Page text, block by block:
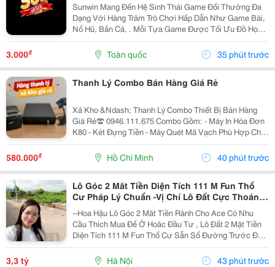
Sunwin Mang Đến Hệ Sinh Thái Game Đổi Thưởng Đa
Dạng Với Hàng Trăm Trò Chơi Hấp Dẫn Như Game Bài,
Nổ Hũ, Bắn Cá, . Mỗi Tựa Game Được Tối Ưu Đồ Họa
Sắc Nét, Thao Tác Mượt Mà, Tỷ Lệ Trả Thưởng Cạnh
Tranh Cùng Hệ Thống Bảo Mật Hiện Đại.
3.000₫ Toàn quốc 35 phút trước
Thanh Lý Combo Bán Hàng Giá Rẻ
Xả Kho &Ndash; Thanh Lý Combo Thiết Bị Bán Hàng
Giá Rẻ☎️ 0946.111.675 Combo Gồm: - Máy In Hóa Đơn
K80 - Két Đựng Tiền - Máy Quét Mã Vạch Phù Hợp Cho
Tạp Hóa, Shop, Siêu Thị Mini, Quán Ăn, Cafe... ☎️ Liên
Hệ: 0946.111.675 Kazuko Việt Nam...
580.000₫ Hồ Chí Minh 40 phút trước
Lô Góc 2 Măt Tiền Diện Tích 111 M Fun Thổ
Cư Pháp Lý Chuẩn -Vị Chí Lô Đất Cực Thoáng
Mát ,Đất Nằm Mặt Đường Chục
--Hoa Hậu Lô Góc 2 Măt Tiền Rành Cho Ace Có Nhu
Cầu Thích Mua Để Ở Hoăc Đầu Tư , Lô Đất 2 Mặt Tiền
Diện Tích 111 M Fun Thổ Cư Sẫn Sổ Đường Trước Đất
Chuẩn Bị Đang Giải Nhựa Rộng 5,,5 M 2 Ô Tô Tránh
Nhau Vị Trí Đất Sát Trường Học Cấp 1 Thôn Thanh...
3,3 tỷ Hà Nội 43 phút trước